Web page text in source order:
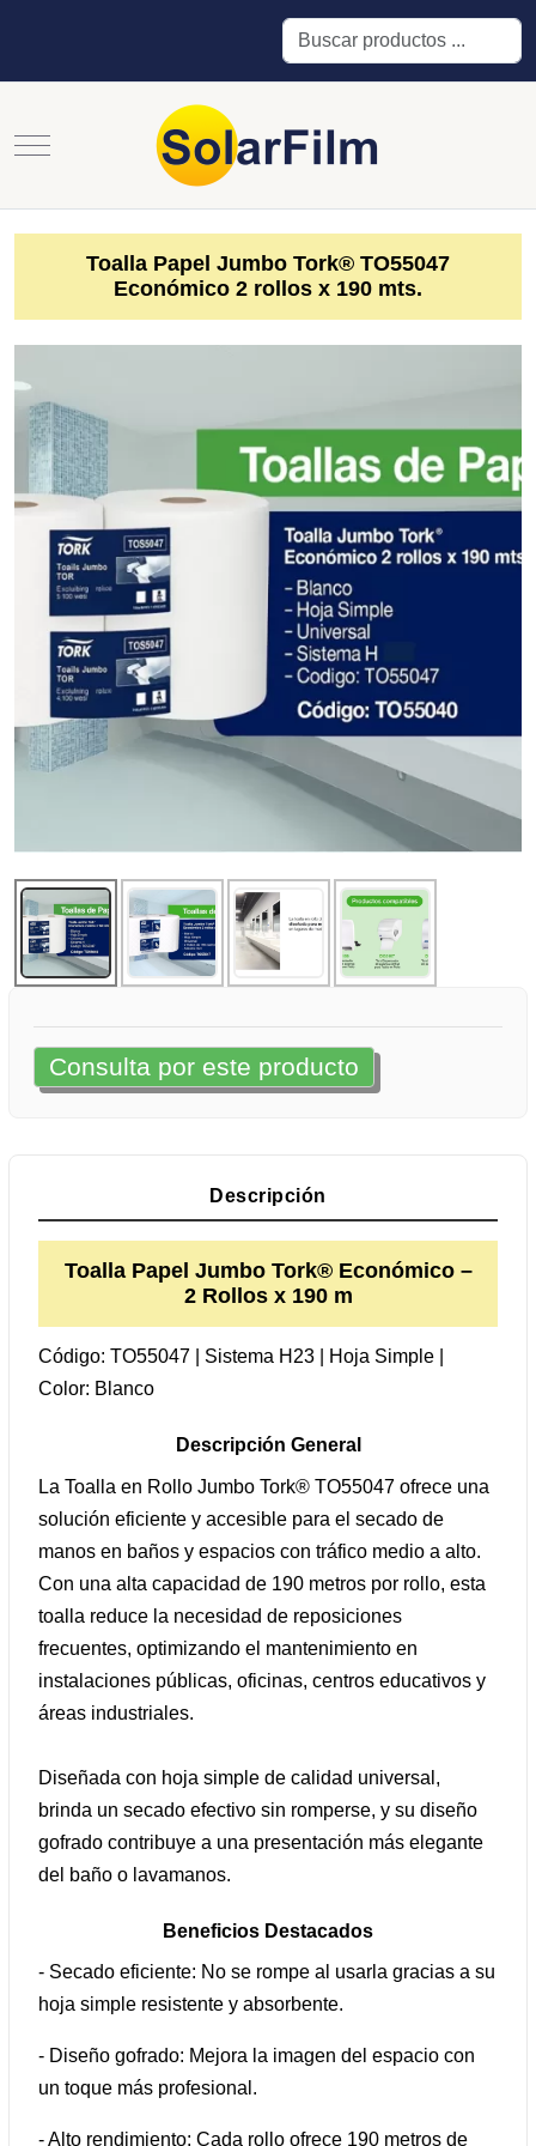
Buscar
Mobile Menu Toggle
Toalla Papel Jumbo Tork® TO55047
Económico 2 rollos x 190 mts.
Consulta por este producto
Descripción
Toalla Papel Jumbo Tork® Económico –
2 Rollos x 190 m
Código: TO55047 | Sistema H23 | Hoja Simple |
Color: Blanco
Descripción General
La Toalla en Rollo Jumbo Tork® TO55047 ofrece una
solución eficiente y accesible para el secado de
manos en baños y espacios con tráfico medio a alto.
Con una alta capacidad de 190 metros por rollo, esta
toalla reduce la necesidad de reposiciones
frecuentes, optimizando el mantenimiento en
instalaciones públicas, oficinas, centros educativos y
áreas industriales.
Diseñada con hoja simple de calidad universal,
brinda un secado efectivo sin romperse, y su diseño
gofrado contribuye a una presentación más elegante
del baño o lavamanos.
Beneficios Destacados
- Secado eficiente: No se rompe al usarla gracias a su
hoja simple resistente y absorbente.
- Diseño gofrado: Mejora la imagen del espacio con
un toque más profesional.
- Alto rendimiento: Cada rollo ofrece 190 metros de